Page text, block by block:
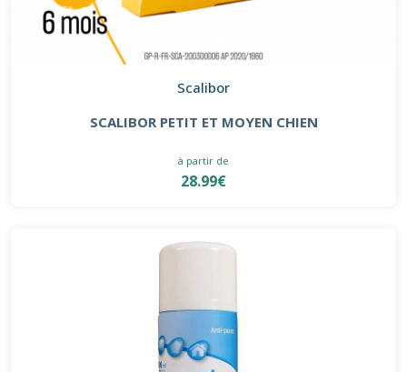
Scalibor
SCALIBOR PETIT ET MOYEN CHIEN
à partir de
28.99€